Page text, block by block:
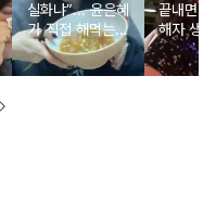
실화냐”... 윤은혜
가 직접 해먹는다
는 ‘저칼로리 건강
밥’ 레시피, 난리
끝내면
해자 생